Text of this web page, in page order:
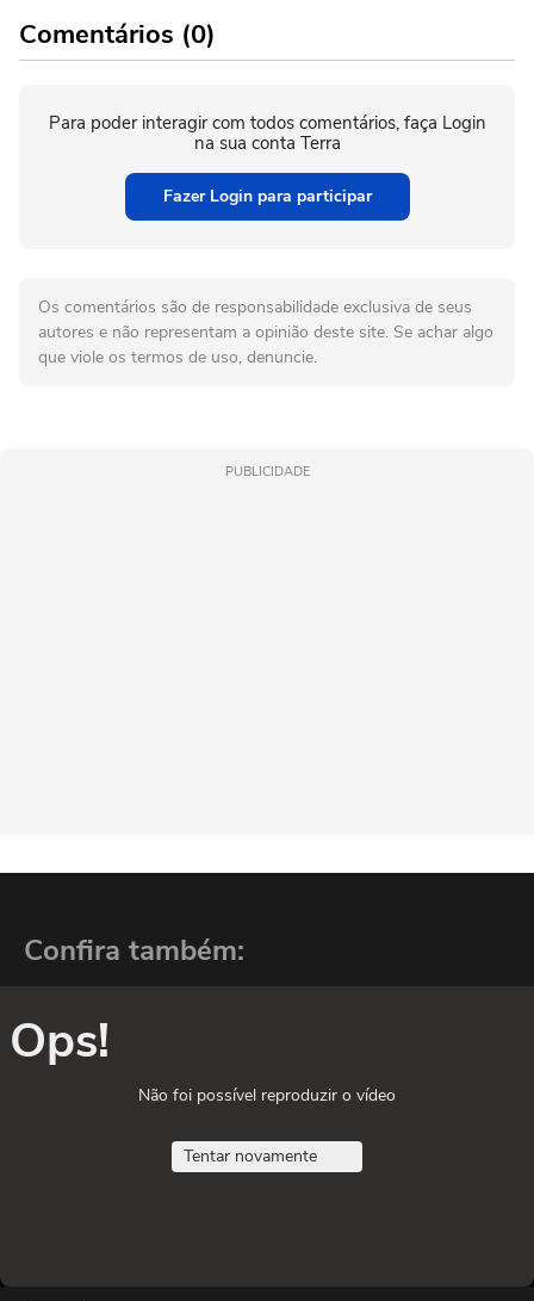
Comentários (0)
Para poder interagir com todos comentários, faça Login
na sua conta Terra
Fazer Login para participar
Os comentários são de responsabilidade exclusiva de seus
autores e não representam a opinião deste site. Se achar algo
que viole os termos de uso, denuncie.
PUBLICIDADE
Confira também:
Ops!
Não foi possível reproduzir o vídeo
Tentar novamente